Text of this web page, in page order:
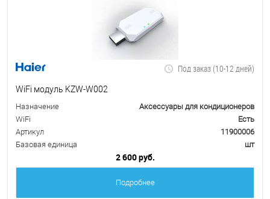
Под заказ (10-12 дней)
WiFi модуль KZW-W002
Назначение
Аксессуары для кондиционеров
WiFi
Есть
Артикул
11900006
Базовая единица
шт
2 600 руб.
Подробнее